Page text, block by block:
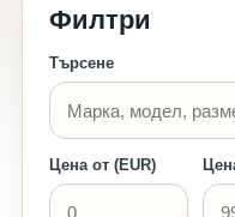
Филтри
Търсене
Цена от (EUR)